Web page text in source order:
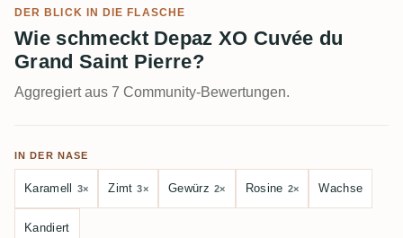
DER BLICK IN DIE FLASCHE
Wie schmeckt Depaz XO Cuvée du
Grand Saint Pierre?
Aggregiert aus 7 Community-Bewertungen.
IN DER NASE
Karamell 3× Zimt 3× Gewürz 2× Rosine 2× Wachse
Kandiert